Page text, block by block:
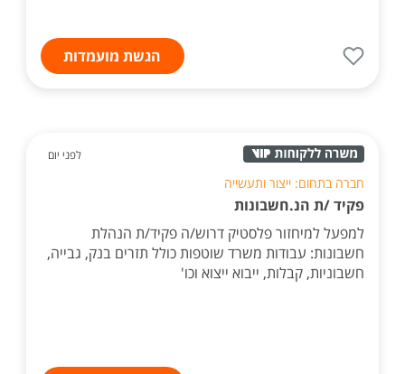
הגשת מועמדות
לפני יום
חברה בתחום: ייצור ותעשייה
פקיד /ת הנ.חשבונות
למפעל למיחזור פלסטיק דרוש/ה פקיד/ת הנהלת
חשבונות: עבודות משרד שוטפות כולל תזרים בנק, גבייה,
חשבוניות, קבלות, ייבוא ייצוא וכו'